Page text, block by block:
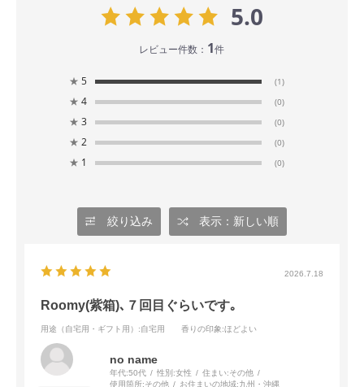
5.0
レビュー件数： 1件
★ 5 (1)
★ 4 (0)
★ 3 (0)
★ 2 (0)
★ 1 (0)
絞り込み 表示：新しい順
2026.7.18
Roomy(紫箱)､７回目ぐらいです｡
用途（自宅用・ギフト用） :自宅用 香りの印象:ほどよい
no name
年代:50代 性別:女性 住まい:その他
使用箇所:その他 お住まいの地域:九州・沖縄